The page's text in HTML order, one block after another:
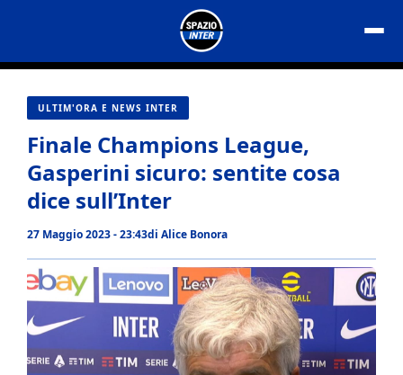
contenuto
ULTIM'ORA E NEWS INTER
Finale Champions League,
Gasperini sicuro: sentite cosa
dice sull’Inter
27 Maggio 2023 - 23:43di Alice Bonora